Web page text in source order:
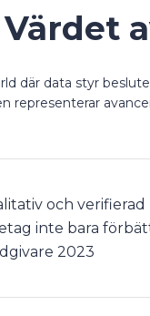
där data styr
representerar
och
inte bara
2023